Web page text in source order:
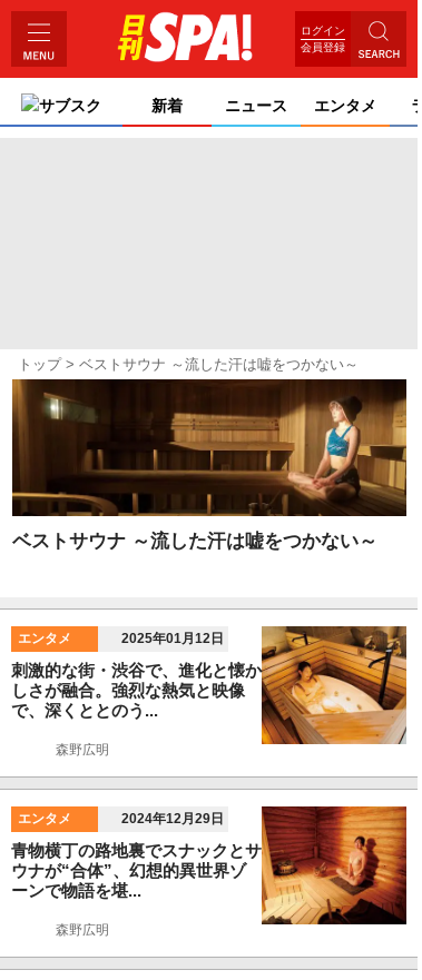
ログイン
会員登録
サブスク 新着 ニュース エンタメ
トップ ベストサウナ ～流した汗は嘘をつかない～
ベストサウナ ～流した汗は嘘をつかない～
エンタメ 2025年01月12日
刺激的な街・渋谷で、進化と懐か
しさが融合。強烈な熱気と映像
で、深くととのう...
森野広明
エンタメ 2024年12月29日
青物横丁の路地裏でスナックとサ
ウナが“合体”、幻想的異世界ゾ
ーンで物語を堪...
森野広明